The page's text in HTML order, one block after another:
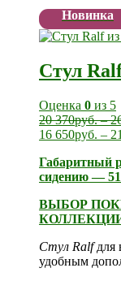
Новинка
Стул
Оценка 0 из 5
20 370руб.–
16 650руб. –
Габаритный
сидению —
ВЫБОР
КОЛЛЕКЦИИ
Стул Ralfдля
удобным